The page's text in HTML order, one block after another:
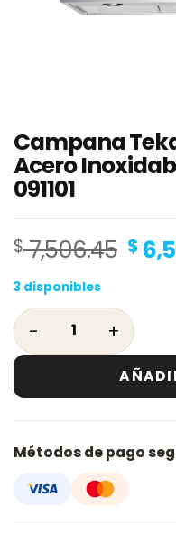
Campana
Acero
091101
$7,506.45
$
$
3 disponibles
Campana
Métodos de pago